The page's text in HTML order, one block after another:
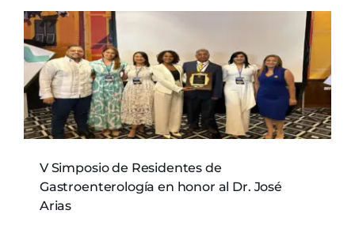
V Simposio de Residentes de
Gastroenterología en honor al Dr. José
Arias